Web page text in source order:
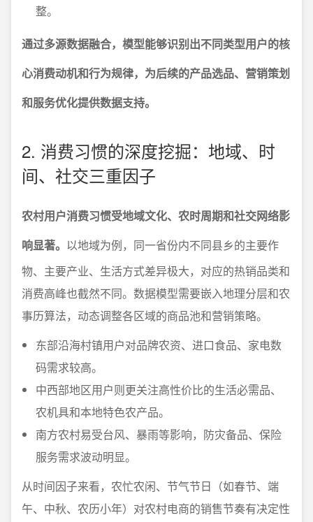
整。
通过多源数据融合，模型能够识别出不同类型用户的核
心消费动机和行为规律，为后续的产品选品、营销策划
和服务优化提供数据支持。
2. 消费习惯的深度挖掘：地域、时
间、社交三重因子
农村用户消费习惯受地域文化、农时周期和社交网络影
响显著。 以地域为例，同一省份内不同县乡的主要作
物、主要产业、生活方式差异极大，对应的热销品类和
消费高峰也截然不同。数据模型需要嵌入地理分层和农
事历算法，动态调整各区域的商品池和营销策略。
东部沿海村镇用户对品牌农资、进口食品、家电数
码需求较高。
中西部地区用户则更关注高性价比的生活必需品、
农机具和本地特色农产品。
南方农村易受台风、暴雨等影响，防灾备品、保险
服务需求波动明显。
从时间因子来看，农忙农闲、节气节日（如春节、端
午、中秋、农历小年）对农村电商的销售节奏有决定性